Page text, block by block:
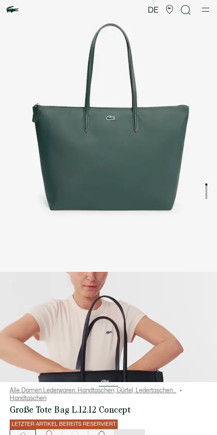
DE
Alle Damen Lederwaren: Handtaschen, Gürtel, Ledertaschen…
Handtaschen
Große Tote Bag L.12.12 Concept
LETZTER ARTIKEL BEREITS RESERVIERT